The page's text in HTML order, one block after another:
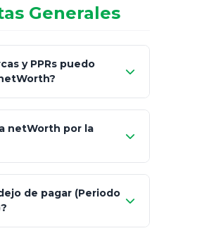
Generales
y PPRs puedo
netWorth por la
de pagar (Periodo